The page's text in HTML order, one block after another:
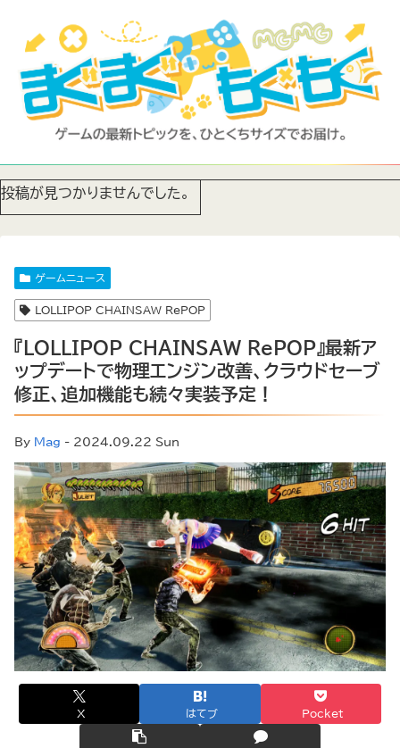
投稿が見つかりませんでした。
ゲームニュース
LOLLIPOP CHAINSAW RePOP
『LOLLIPOP CHAINSAW RePOP』最新ア
ップデートで物理エンジン改善、クラウドセーブ
修正、追加機能も続々実装予定！
By Mag - 2024.09.22 Sun
X はてブ Pocket